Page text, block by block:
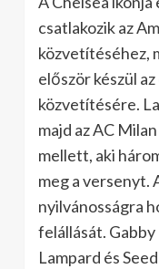
csatlakozik az
közvetítéséhez,
először készül
közvetítésére.
majd az AC
mellett, aki
meg a versenyt.
nyilvánosságra
felállását.
Lampard és